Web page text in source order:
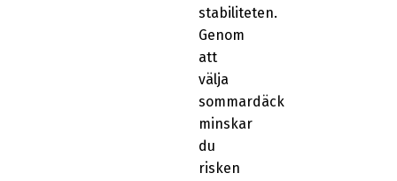
stabiliteten.
Genom
att
välja
sommardäck
minskar
du
risken